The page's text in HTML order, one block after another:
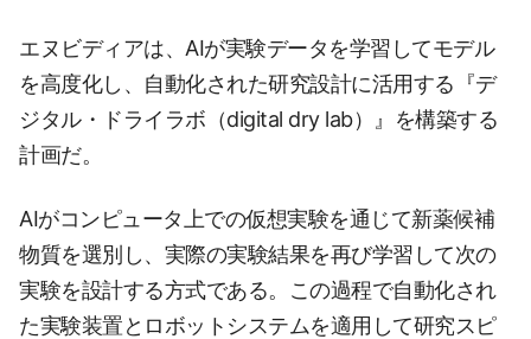
エヌビディアは、AIが実験データを学習してモデル
を高度化し、自動化された研究設計に活用する『デ
ジタル・ドライラボ（digital dry lab）』を構築する
計画だ。
AIがコンピュータ上での仮想実験を通じて新薬候補
物質を選別し、実際の実験結果を再び学習して次の
実験を設計する方式である。この過程で自動化され
た実験装置とロボットシステムを適用して研究スピ